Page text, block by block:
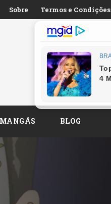
Sobre Termos e Condições
BLOG